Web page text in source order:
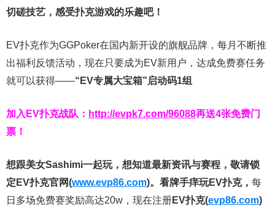
切磋技艺，感受扑克游戏的乐趣吧！
EV扑克作为GGPoker在国内新开设的旗舰品牌，每月不断推
出福利反馈活动，现在只要成为EV新用户，达成免费赛任务
就可以获得——“EV专属大宝箱”启动码1组
加入EV扑克战队： http://evpk7.com/96088再送4张免费门
票！
想跟美女Sashimi一起玩， 想知道最新资讯与赛程， 敬请锁
定EV扑克官网(www.evp86.com)。 看牌手痒玩EV扑克， 每
日多场免费赛奖励高达20w，现在注册EV扑克(evp86.com)